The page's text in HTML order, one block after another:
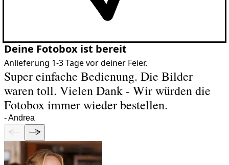
Deine Fotobox ist bereit
Anlieferung 1-3 Tage vor deiner Feier.
Super einfache Bedienung. Die Bilder
waren toll. Vielen Dank - Wir würden die
Fotobox immer wieder bestellen.
-Andrea